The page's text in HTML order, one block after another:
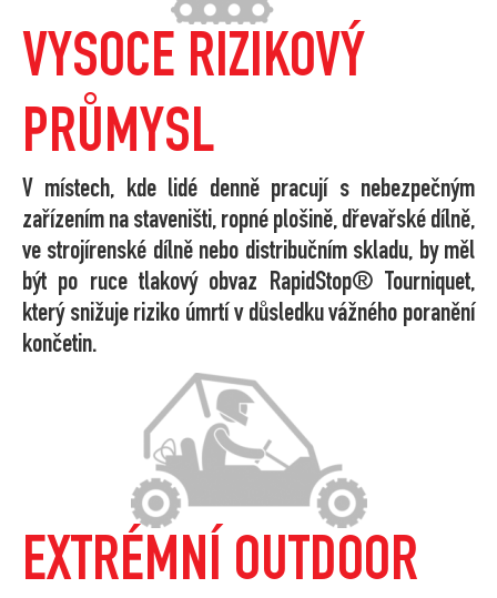
VYSOCE RIZIKOVÝ
PRŮMYSL
V místech, kde lidé denně pracují s nebezpečným
zařízením na staveništi, ropné plošině, dřevařské dílně,
ve strojírenské dílně nebo distribučním skladu, by měl
být po ruce tlakový obvaz RapidStop® Tourniquet,
který snižuje riziko úmrtí v důsledku vážného poranění
končetin.
EXTRÉMNÍ OUTDOOR